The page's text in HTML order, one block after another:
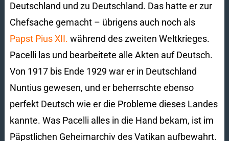
Deutschland und zu Deutschland. Das hatte er zur
Chefsache gemacht – übrigens auch noch als
Papst Pius XII. während des zweiten Weltkrieges.
Pacelli las und bearbeitete alle Akten auf Deutsch.
Von 1917 bis Ende 1929 war er in Deutschland
Nuntius gewesen, und er beherrschte ebenso
perfekt Deutsch wie er die Prob­leme dieses Landes
kannte. Was Pacelli alles in die Hand bekam, ist im
Päpstlichen Geheimarchiv des Vatikan aufbewahrt.